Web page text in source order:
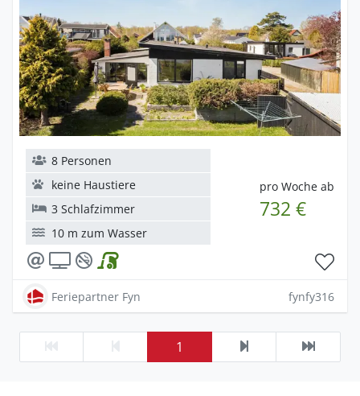
pro Woche ab
732 €
8 Personen
keine Haustiere
3 Schlafzimmer
10 m zum Wasser
Feriepartner Fyn fynfy316
1